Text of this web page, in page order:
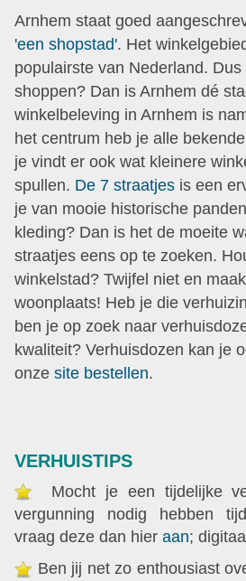
Arnhem staat goed
'een shopstad'. Het
populairste van Nederland. Dus
shoppen? Dan is Arnhem dé
winkelbeleving in Arnhem is
het centrum heb je alle
je vindt er ook wat kleinere
spullen. De 7 straatjes is een
je van mooie historische
kleding? Dan is het de moeite
straatjes eens op te zoeken.
winkelstad? Twijfel niet en
woonplaats! Heb je die
ben je op zoek naar
kwaliteit? Verhuisdozen kan je
onze site bestellen.
VERHUISTIPS
Mocht je een tijdelijke
vergunning nodig hebben
vraag deze dan hier aan;
Ben jij net zo enthousiast